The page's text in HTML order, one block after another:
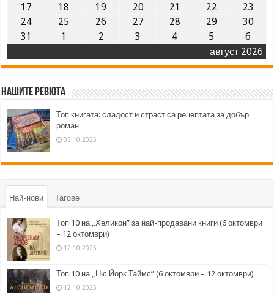
август 2026
17 18 19 20 21 22
23
24
25 26 27 28 29
30
31
1 2 3 4 5 6
Нашите ревюта
Топ книгата: сладост и страст са рецептата за добър
роман
03.10.2025
Най-нови Тагове
Топ 10 на „Хеликон” за най-продавани книги (6 октомври
– 12 октомври)
12.10.2025
Топ 10 на „Ню Йорк Таймс” (6 октомври – 12 октомври)
12.10.2025